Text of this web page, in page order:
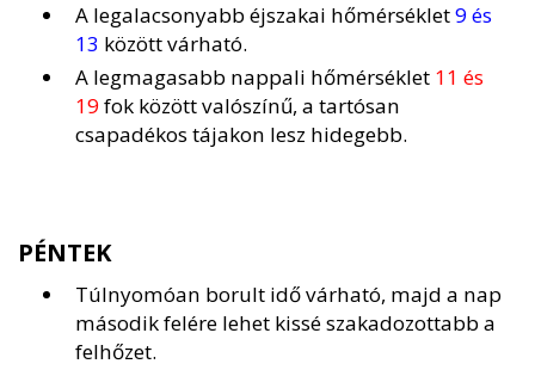
A legalacsonyabb éjszakai hőmérséklet9 és
13 között várható.
A legmagasabb nappali hőmérséklet 11 és
19fok között valószínű, a tartósan
csapadékos tájakon lesz hidegebb.
PÉNTEK
Túlnyomóan borult idő várható, majd a nap
második felére lehet kissé szakadozottabb a
felhőzet.